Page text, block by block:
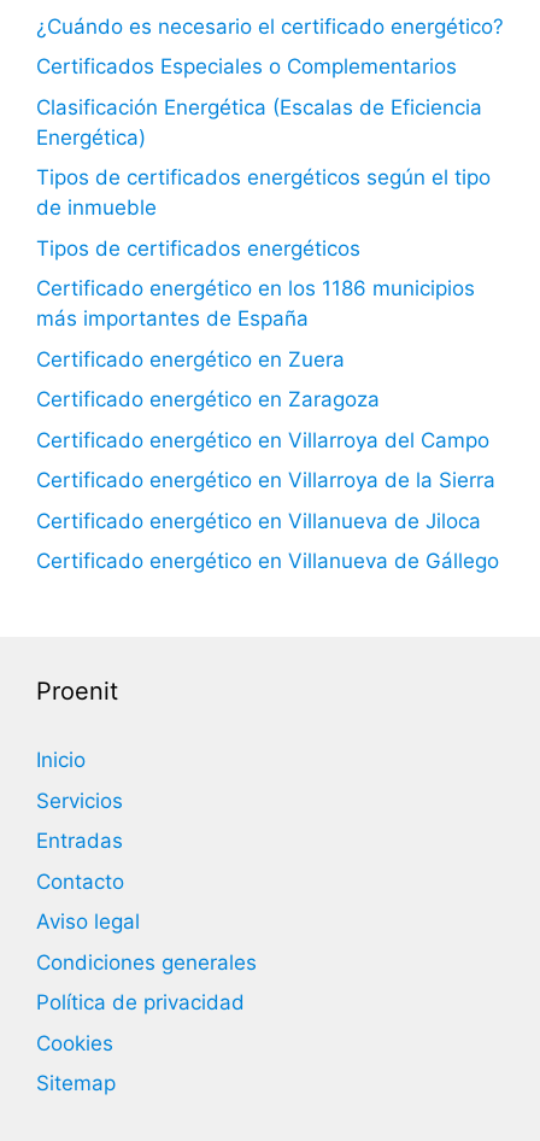
¿Cuándo es necesario el certificado energético?
Certificados Especiales o Complementarios
Clasificación Energética (Escalas de Eficiencia
Energética)
Tipos de certificados energéticos según el tipo
de inmueble
Tipos de certificados energéticos
Certificado energético en los 1186 municipios
más importantes de España
Certificado energético en Zuera
Certificado energético en Zaragoza
Certificado energético en Villarroya del Campo
Certificado energético en Villarroya de la Sierra
Certificado energético en Villanueva de Jiloca
Certificado energético en Villanueva de Gállego
Proenit
Inicio
Servicios
Entradas
Contacto
Aviso legal
Condiciones generales
Política de privacidad
Cookies
Sitemap